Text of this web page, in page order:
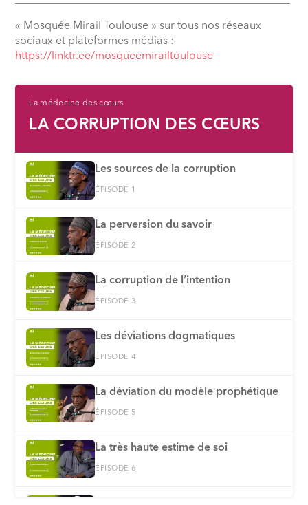
« Mosquée Mirail Toulouse » sur tous nos réseaux
sociaux et plateformes médias :
⁠https://linktr.ee/mosqueemirailtoulouse
La médecine des cœurs
LA CORRUPTION DES CŒURS
Les sources de la corruption
ÉPISODE 1
La perversion du savoir
ÉPISODE 2
La corruption de l’intention
ÉPISODE 3
Les déviations dogmatiques
ÉPISODE 4
La déviation du modèle prophétique
ÉPISODE 5
La très haute estime de soi
ÉPISODE 6